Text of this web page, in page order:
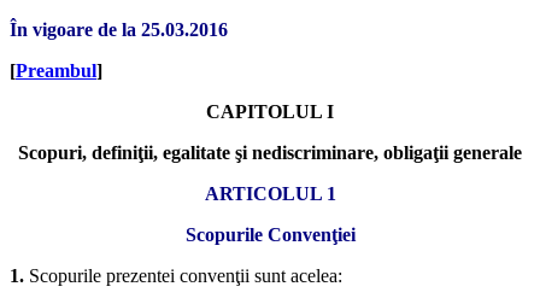
În vigoare de la 25.03.2016
[Preambul]
CAPITOLUL I
Scopuri, definiţii, egalitate şi nediscriminare, obligaţii generale
ARTICOLUL 1
Scopurile Convenţiei
1. Scopurile prezentei convenţii sunt acelea: